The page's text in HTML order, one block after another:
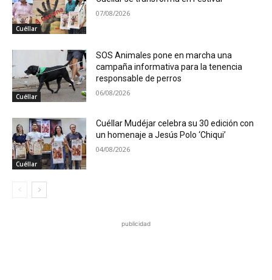
Cuéllar
07/08/2026
Cuéllar
SOS Animales pone en marcha una
campaña informativa para la tenencia
responsable de perros
06/08/2026
Cuéllar
Cuéllar Mudéjar celebra su 30 edición con
un homenaje a Jesús Polo ‘Chiqui’
04/08/2026
publicidad